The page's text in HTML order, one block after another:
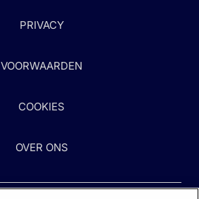
PRIVACY
VOORWAARDEN
COOKIES
OVER ONS